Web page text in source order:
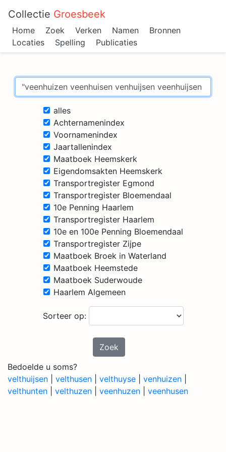
Collectie Groesbeek
Home Zoek Verken Namen
Bronnen
Locaties
Spelling Publicaties
alles
Achternamenindex
Voornamenindex
Jaartallenindex
Maatboek Heemskerk
Eigendomsakten Heemskerk
Transportregister Egmond
Transportregister Bloemendaal
10e Penning Haarlem
Transportregister Haarlem
10e en 100e Penning Bloemendaal
Transportregister Zijpe
Maatboek Broek in Waterland
Maatboek Heemstede
Maatboek Suderwoude
Haarlem Algemeen
Sorteer op:
Zoek
Bedoelde u soms?
velthuijsen
velthusen velthuyse venhuizen
velthunten
velthuzen veenhuzen veenhusen